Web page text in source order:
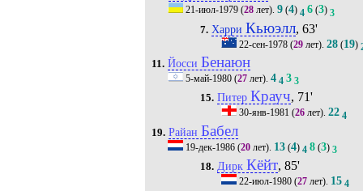
21-июл-1979(28лет). 9(4) 4 6(3) 3
7. Харри Кьюэлл, 63'
22-сен-1978 (29 лет).28 (19)
11. Йосси Бенаюн
5-май-1980(27лет). 4 4 3 3
15. Питер Крауч, 71'
30-янв-1981 (26 лет).22 4
19. Райан Бабел
19-дек-1986(20лет). 13(4) 4 8(3) 3
18. Дирк Кёйт, 85'
22-июл-1980 (27 лет). 15 4